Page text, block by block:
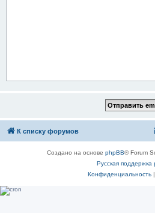
К списку форумов
Создано на основе phpBB® Forum
Русская поддержка
Конфиденциальность|